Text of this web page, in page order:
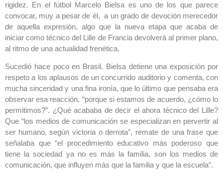
rigidez. En el fútbol Marcelo Bielsa es uno de los que parece
convocar, muy a pesar de él, a un grado de devoción merecedor
de aquella expresión, algo que la nueva etapa que acaba de
iniciar como técnico del Lille de Francia devolverá al primer plano,
al ritmo de una actualidad frenética.
Sucedió hace poco en Brasil. Bielsa detiene una exposición por
respeto a los aplausos de un concurrido auditorio y comenta, con
mucha sinceridad y una fina ironía, que lo último que pensaba era
observar esa reacción, “porque si estamos de acuerdo, ¿cómo lo
permitimos?”. ¿Qué acababa de decir el ahora técnico del Lille?
Que “los medios de comunicación se especializan en pervertir al
ser humano, según victoria o derrota”, remate de una frase que
señalaba que “el procedimiento educativo más poderoso que
tiene la sociedad ya no es más la familia, son los medios de
comunicación, que influyen más que la familia y que la escuela”.